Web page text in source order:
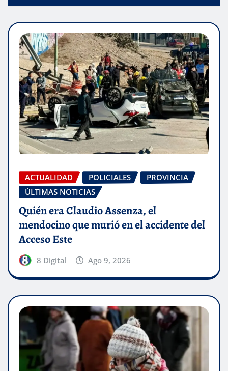
ACTUALIDAD POLICIALES
PROVINCIA
ÚLTIMAS NOTICIAS
Quién era Claudio Assenza, el
mendocino que murió en el accidente del
Acceso Este
8 Digital Ago 9, 2026